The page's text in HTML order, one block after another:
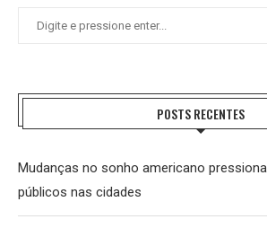
POSTS RECENTES
Mudanças no sonho americano
públicos nas cidades